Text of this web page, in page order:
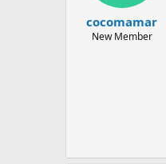
cocomamar
New Member